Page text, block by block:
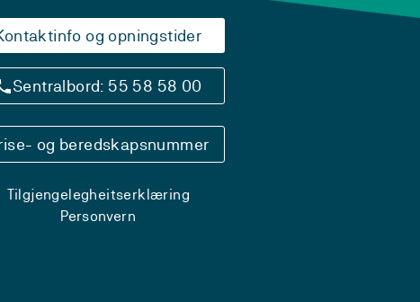
og opningstider
Sentralbord: 55 58 58 00
og beredskapsnummer
Tilgjengelegheitserklæring
Personvern